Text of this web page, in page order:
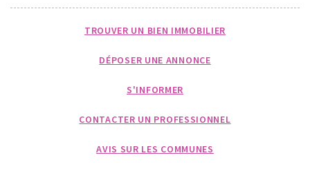
TROUVER UN BIEN IMMOBILIER
DÉPOSER UNE ANNONCE
S'INFORMER
CONTACTER UN PROFESSIONNEL
AVIS SUR LES COMMUNES